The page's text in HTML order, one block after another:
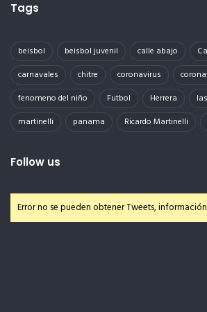
Tags
beisbol beisbol juvenil calle abajo
carnavales
chitre coronavirus
fenomeno del niño
Futbol Herrera
martinelli
panama Ricardo Martinelli
Follow us
Error no se pueden obtener Tweets,